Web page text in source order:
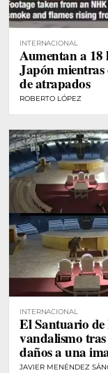
INTERNACIONAL
Aumentan a 18
Japón
de atrapados
ROBERTO LÓPEZ
INTERNACIONAL
El Santuario
vandalismo
daños a una
JAVIER MENÉNDEZ